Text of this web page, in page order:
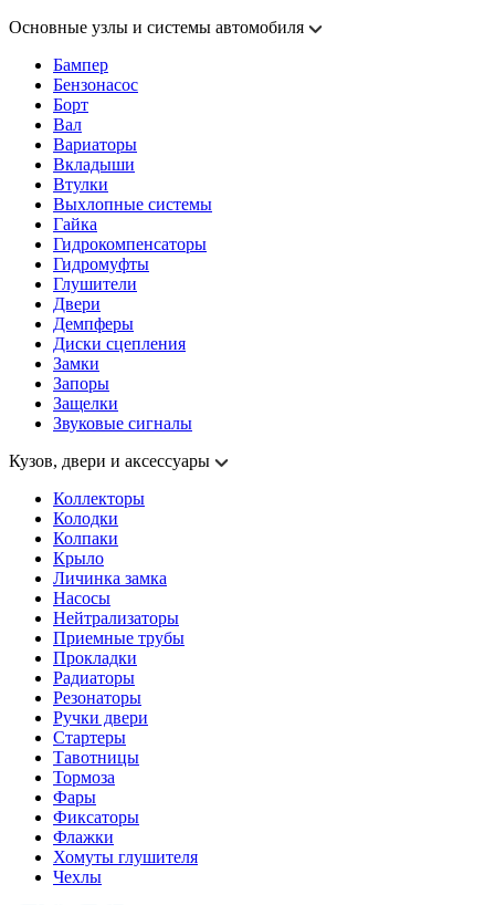
Основные узлы и системы автомобиля
Бампер
Бензонасос
Борт
Вал
Вариаторы
Вкладыши
Втулки
Выхлопные системы
Гайка
Гидрокомпенсаторы
Гидромуфты
Глушители
Двери
Демпферы
Диски сцепления
Замки
Запоры
Защелки
Звуковые сигналы
Кузов, двери и аксессуары
Коллекторы
Колодки
Колпаки
Крыло
Личинка замка
Насосы
Нейтрализаторы
Приемные трубы
Прокладки
Радиаторы
Резонаторы
Ручки двери
Стартеры
Тавотницы
Тормоза
Фары
Фиксаторы
Флажки
Хомуты глушителя
Чехлы